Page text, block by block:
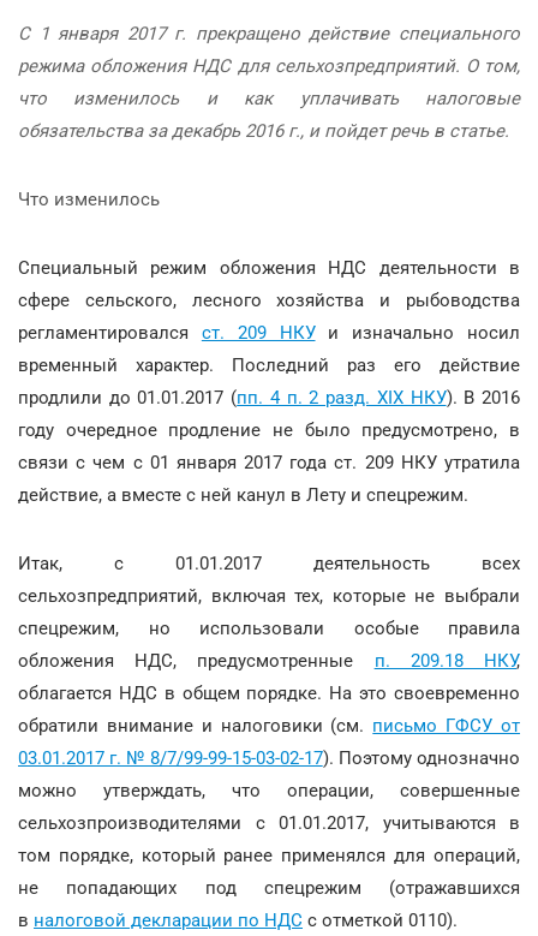
С 1 января 2017 г. прекращено действие специального
режима обложения НДС для сельхозпредприятий. О том,
что изменилось и как уплачивать налоговые
обязательства за декабрь 2016 г., и пойдет речь в статье.
Что изменилось
Специальный режим обложения НДС деятельности в
сфере сельского, лесного хозяйства и рыбоводства
регламентировался ст. 209 НКУи изначально носил
временный характер. Последний раз его действие
продлили до 01.01.2017 (пп. 4 п. 2 разд. XIX НКУ). В 2016
году очередное продление не было предусмотрено, в
связи с чем с 01 января 2017 года ст. 209 НКУ утратила
действие, а вместе с ней канул в Лету и спецрежим.
Итак, с 01.01.2017 деятельность всех
сельхозпредприятий, включая тех, которые не выбрали
спецрежим, но использовали особые правила
обложения НДС, предусмотренные п. 209.18 НКУ,
облагается НДС в общем порядке. На это своевременно
обратили внимание и налоговики (см. письмо ГФСУ от
03.01.2017 г. № 8/7/99-99-15-03-02-17). Поэтому однозначно
можно утверждать, что операции, совершенные
сельхозпроизводителями с 01.01.2017, учитываются в
том порядке, который ранее применялся для операций,
не попадающих под спецрежим (отражавшихся
в налоговой декларации по НДС с отметкой 0110).